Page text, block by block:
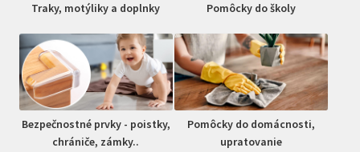
Traky, motýliky a doplnky Pomôcky do školy
Bezpečnostné prvky - poistky,
chrániče, zámky..
Pomôcky do domácnosti,
upratovanie